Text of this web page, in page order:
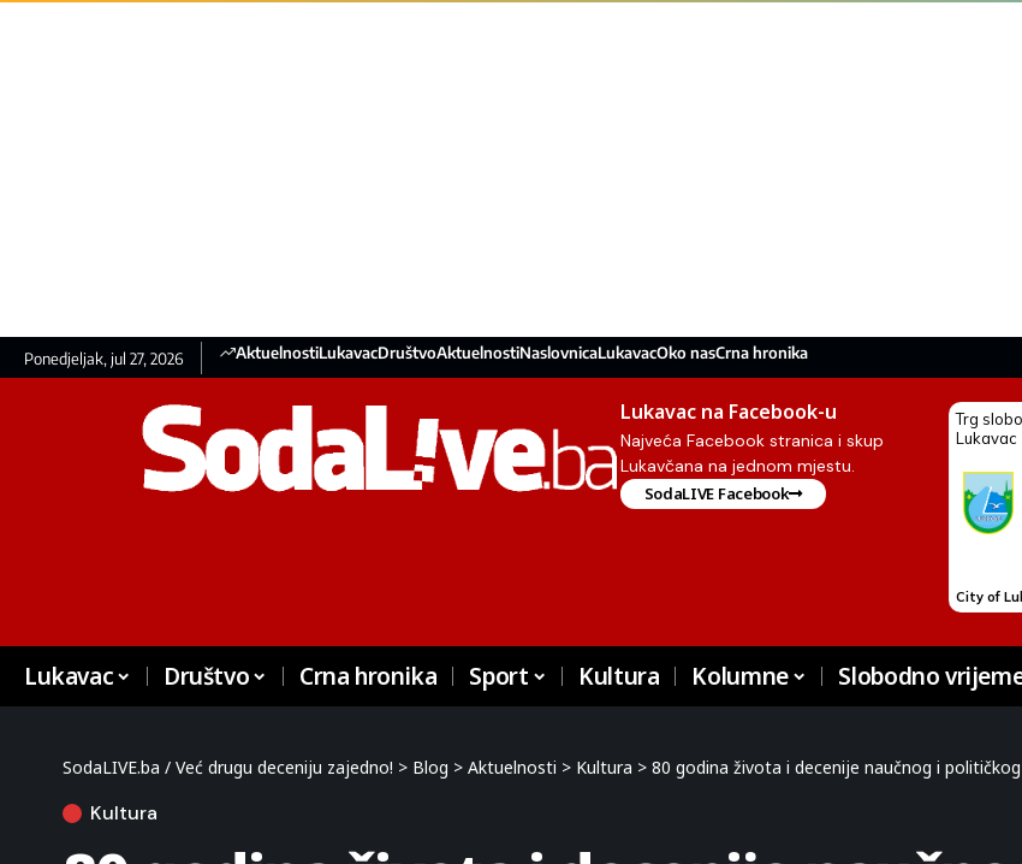
Ponedjeljak, jul 27, 2026 AktuelnostiLukavacDruštvoAktuelnostiNaslovnicaLukavacOko nasCrna hronika
Lukavac na Facebook-u
Najveća Facebook stranica i skup
Lukavčana na jednom mjestu.
SodaLIVE Facebook
Lukavac Društvo Crna hronika Sport Kultura Kolumne Slobodno
SodaLIVE.ba / Već drugu deceniju zajedno! > Blog > Aktuelnosti > Kultura > 80 godina života i decenije naučnog i
Kultura